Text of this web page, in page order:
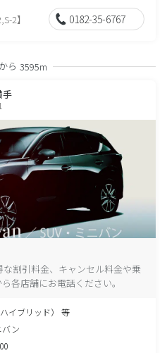
2】 0182-35-6767
ら 3595m
手
割引料金、キャンセル料金や乗
各店舗にお電話ください。
イブリッド） 等
バン